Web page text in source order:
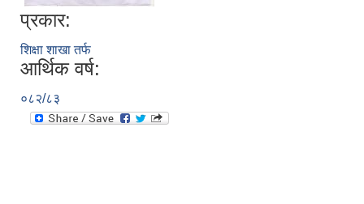
प्रकार:
शिक्षा शाखा तर्फ
आर्थिक वर्ष:
०८२/८३